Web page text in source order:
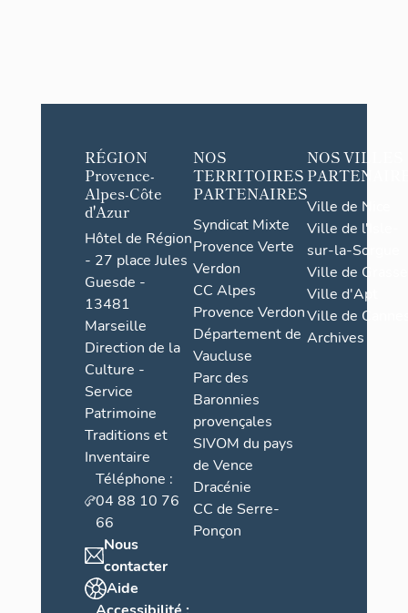
RÉGION
Provence-
Alpes-Côte
d'Azur
Hôtel de Région
- 27 place Jules
Guesde -
13481
Marseille
Direction de la
Culture -
Service
Patrimoine
Traditions et
Inventaire
Téléphone :
04 88 10 76
66
Nous
contacter
Aide
NOS
TERRITOIRES
PARTENAIRES
Syndicat Mixte
Provence Verte
Verdon
CC Alpes
Provence Verdon
Département de
Vaucluse
Parc des
Baronnies
provençales
SIVOM du pays
de Vence
Dracénie
CC de Serre-
Ponçon
NOS VILLES
Ville de Nice
Ville de l'Isle-
sur-la-Sorgue
Ville de Grasse
Ville d'Apt
Ville de
Archives